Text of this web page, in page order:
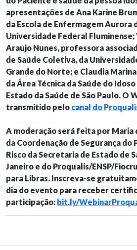
apresentações de Ana Karine
da Escola de Enfermagem Aurora
Universidade Federal
Araujo Nunes, professora
de Saúde Coletiva, da
Grande do Norte; e Claudia
da Área Técnica da Saúde do
Estado da Saúde de São Paulo. O
transmitido pelo canal do
A moderação será feita por Maria
da Coordenação de Segurança do
Risco da Secretaria de Estado de
Janeiro e do Proqualis/ENSP/
para Libras. Inscreva-se
dia do evento para receber
participação: bit.ly/